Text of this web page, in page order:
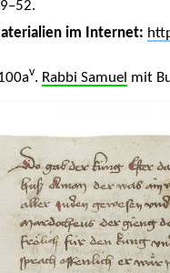
im Internet:
v. Rabbi Samuel mit